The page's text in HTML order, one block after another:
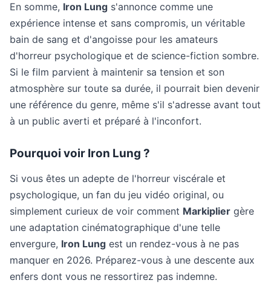
En somme, Iron Lung s'annonce comme une
expérience intense et sans compromis, un véritable
bain de sang et d'angoisse pour les amateurs
d'horreur psychologique et de science-fiction sombre.
Si le film parvient à maintenir sa tension et son
atmosphère sur toute sa durée, il pourrait bien devenir
une référence du genre, même s'il s'adresse avant tout
à un public averti et préparé à l'inconfort.
Pourquoi voir Iron Lung ?
Si vous êtes un adepte de l'horreur viscérale et
psychologique, un fan du jeu vidéo original, ou
simplement curieux de voir comment Markiplier gère
une adaptation cinématographique d'une telle
envergure, Iron Lung est un rendez-vous à ne pas
manquer en 2026. Préparez-vous à une descente aux
enfers dont vous ne ressortirez pas indemne.